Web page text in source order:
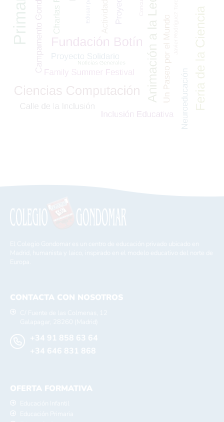
El Colegio Gondomar es un centro de educación privado ubicado en
Madrid, humanista y laico, inspirado en el modelo educativo del norte de
Europa.
CONTACTA CON NOSOTROS
C/ Fuente de las Colmenas, 12
Galapagar, 28260 (Madrid)
+34 91 858 63 64
+34 646 831 868
OFERTA FORMATIVA
Educación Infantil
Educación Primaria